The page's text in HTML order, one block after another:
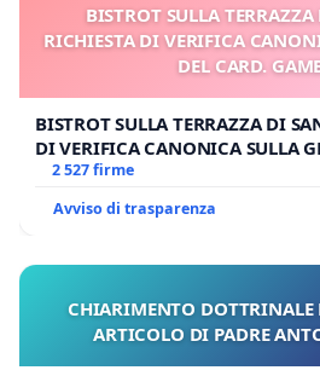
BISTROT SULLA
RICHIESTA DI VERIFICA
DEL CARD.
BISTROT SULLA TERRAZZA DI
DI VERIFICA CANONICA SULLA
GAMBETTI
2 527 firme
Avviso di trasparenza
CHIARIMENTO DOTTRINALE
ARTICOLO DI PADRE